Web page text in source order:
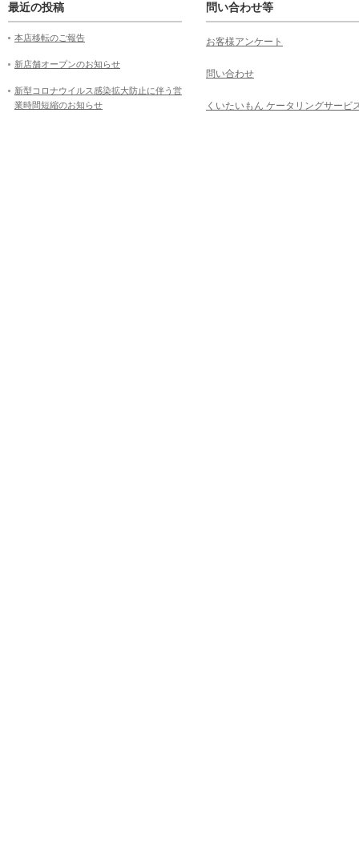
最近の投稿
本店移転のご報告
新店舗オープンのお知らせ
新型コロナウイルス感染拡大防止に伴う営
業時間短縮のお知らせ
問い合わせ等
お客様アンケート
問い合わせ
くいたいもん ケータリングサービ